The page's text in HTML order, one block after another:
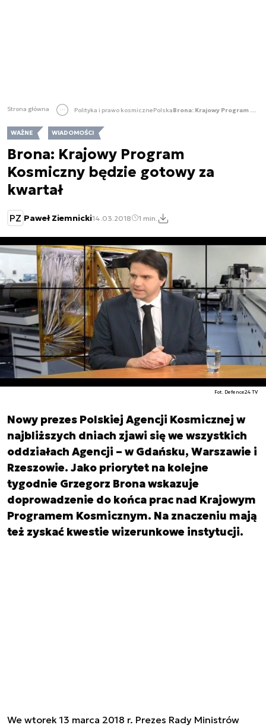
Strona główna Polityka i prawo kosmicznePolska Brona: Krajowy Program Kosmiczny będzie gotowy za kwartał
WAŻNE WIADOMOŚCI
Brona: Krajowy Program
Kosmiczny będzie gotowy za
kwartał
PZ Paweł Ziemnicki14.03.2018 1 min.
Fot. Defence24 TV
Nowy prezes Polskiej Agencji Kosmicznej w
najbliższych dniach zjawi się we wszystkich
oddziałach Agencji – w Gdańsku, Warszawie i
Rzeszowie. Jako priorytet na kolejne
tygodnie Grzegorz Brona wskazuje
doprowadzenie do końca prac nad Krajowym
Programem Kosmicznym. Na znaczeniu mają
też zyskać kwestie wizerunkowe instytucji.
We wtorek 13 marca 2018 r. Prezes Rady Ministrów